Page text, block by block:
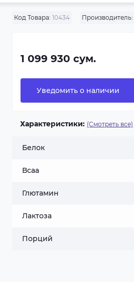
Код Товара: 10434 Производитель:
1 099 930 сум.
Уведомить о наличии
Характеристики: (Смотреть все)
Белок
Всаа
Глютамин
Лактоза
Порций